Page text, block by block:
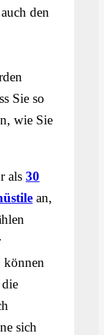
den
Sie so
wie Sie
als30
an,
können
die
sich